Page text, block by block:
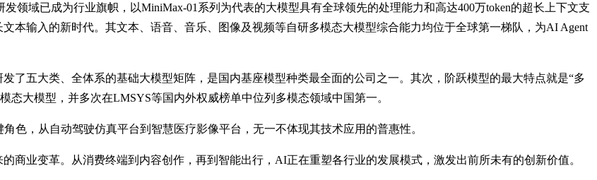
领域已成为行业旗帜，以MiniMax-01系列为代表的大模型具有全球领先的处理能力和高达400万token的超长上下文支
本输入的新时代。其文本、语音、音乐、图像及视频等自研多模态大模型综合能力均位于全球第一梯队，为AI Agent
了五大类、全体系的基础大模型矩阵，是国内基座模型种类最全面的公司之一。其次，阶跃模型的最大特点就是“多
态大模型，并多次在LMSYS等国内外权威榜单中位列多模态领域中国第一。
色，从自动驾驶仿真平台到智慧医疗影像平台，无一不体现其技术应用的普惠性。
商业变革。从消费终端到内容创作，再到智能出行，AI正在重塑各行业的发展模式，激发出前所未有的创新价值。